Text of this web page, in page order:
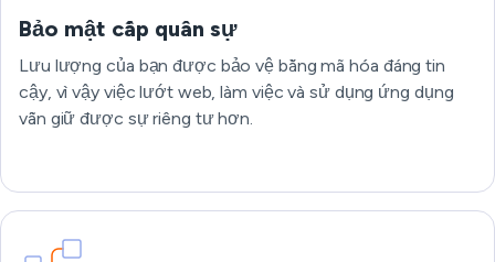
Bảo mật cấp quân sự
Lưu lượng của bạn được bảo vệ bằng mã hóa đáng tin
cậy, vì vậy việc lướt web, làm việc và sử dụng ứng dụng
vẫn giữ được sự riêng tư hơn.